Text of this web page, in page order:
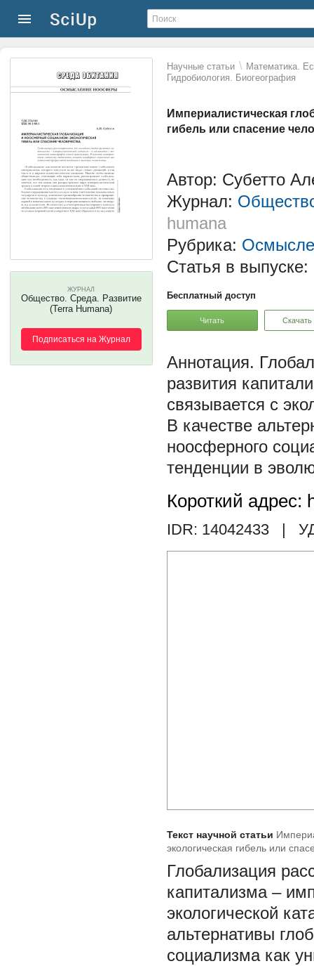
Научные статьи \ Математика.
Гидробиология. Биогеография
Империалистическая
гибель или спасение
ЖУРНАЛ
Общество. Среда. Развитие
(Terra Humana)
Подписаться на Журнал
Автор: Субетто
Журнал:
humana
Рубрика:
Статья в выпуске:
Бесплатный доступ
Читать Скачать
развития
связывается с
В качестве
ноосферного
тенденции в
Короткий адрес:
IDR: 14042433 |
Текст научной статьи
экологическая гибель или
Глобализация
капитализма –
экологической
альтернативы
социализма как